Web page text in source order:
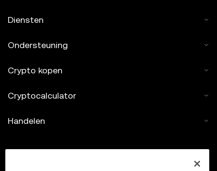
Diensten
Ondersteuning
Crypto kopen
Cryptocalculator
Handelen